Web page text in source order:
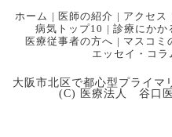
ホーム | 医師の紹介 | アクセス
病気トップ10 | 診療にかか
医療従事者の方へ | マスコミ
エッセイ・コラ
大阪市北区で都心型プライ
(C) 医療法人 谷口